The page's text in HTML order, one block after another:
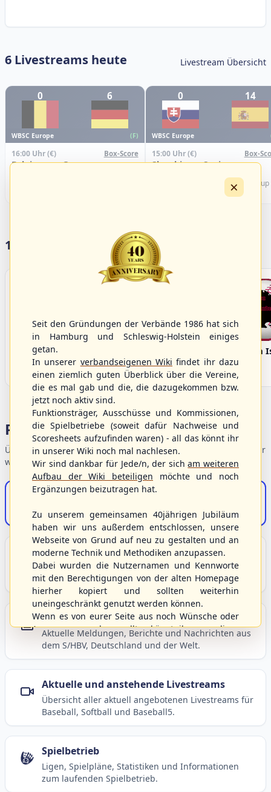
6 Livestreams heute Livestream Übersicht
0 6
WBSC Europe (F)
16:00 Uhr(€) Box-Score
Belgium vs. Germany
0 14
WBSC Europe
15:00 Uhr(€) Box-
Slovakia vs. Spain
Championship B Pool 2026 - Group
17 Vereine im S/HBV
Bargenstedt
Beavers
Fehmarn
Portalbereiche
Übersicht der Verbandsbereiche – wählen Sie einen Einstieg für
weiterführende Informationen.
S/HBV-Shop
Der Onlineshop des S/HBV
Unser Sport
Grundlagen und Hintergründe zu Baseball, Softball
und Baseball5.
Berichte und Neuigkeiten
Aktuelle Meldungen, Berichte und Nachrichten aus
dem S/HBV, Deutschland und der Welt.
Aktuelle und anstehende Livestreams
Übersicht aller aktuell angebotenen Livestreams für
Baseball, Softball und Baseball5.
Spielbetrieb
Ligen, Spielpläne, Statistiken und Informationen
zum laufenden Spielbetrieb.
×
Seit den Gründungen der Verbände 1986 hat sich
in Hamburg und Schleswig-Holstein einiges
getan.
In unserer verbandseigenen Wiki findet ihr dazu
einen ziemlich guten Überblick über die Vereine,
die es mal gab und die, die dazugekommen bzw.
jetzt noch aktiv sind.
Funktionsträger, Ausschüsse und Kommissionen,
die Spielbetriebe (soweit dafür Nachweise und
Scoresheets aufzufinden waren) - all das könnt ihr
in unserer Wiki noch mal nachlesen.
Wir sind dankbar für Jede/n, der sicham weiteren
Aufbau der Wiki beteiligen möchte und noch
Ergänzungen beizutragen hat.
Zu unserem gemeinsamen 40jährigen Jubiläum
haben wir uns außerdem entschlossen, unsere
Webseite von Grund auf neu zu gestalten und an
moderne Technik und Methodiken anzupassen.
Dabei wurden die Nutzernamen und Kennworte
mit den Berechtigungen von der alten Homepage
hierher kopiert und sollten weiterhin
uneingeschränkt genutzt werden können.
Wenn es von eurer Seite aus noch Wünsche oder
Anregungen geben sollte, könnt ihr uns diese
gerne an die Verbandsadresseinfo@shbvnet.de